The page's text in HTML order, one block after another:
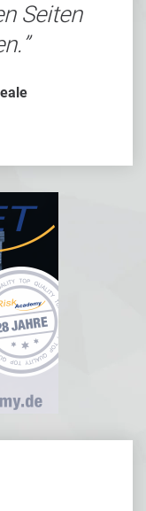
Seiten